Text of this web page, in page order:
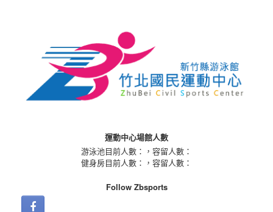
運動中心場館人數
游泳池目前人數：
，容留人數：
健身房目前人數：
，容留人數：
Follow Zbsports